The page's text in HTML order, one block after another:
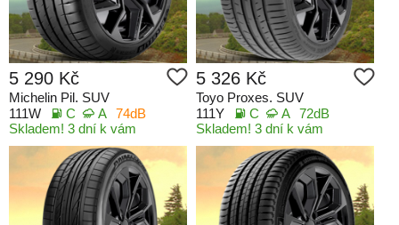
5 290 Kč
Michelin Pil. SUV
111W
C A 74dB
Skladem! 3 dní k vám
5 326 Kč
Toyo Proxes. SUV
111Y
C A 72dB
Skladem! 3 dní k vám